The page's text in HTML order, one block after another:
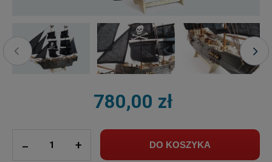
780,00 zł
ilość + DO KOSZYKA